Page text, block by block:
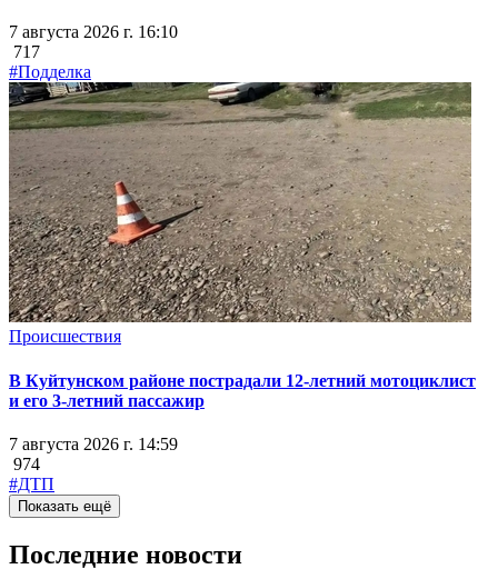
7 августа 2026 г. 16:10
717
#Подделка
Происшествия
В Куйтунском районе пострадали 12-летний мотоциклист
и его 3-летний пассажир
7 августа 2026 г. 14:59
974
#ДТП
Показать ещё
Последние новости